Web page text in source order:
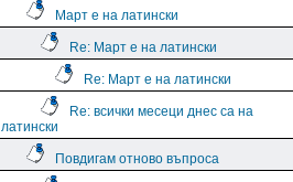
Март е на латински
Re: Март е на латински
Re: Март е на латински
Re: всички месеци днес са на
латински
Повдигам отново въпроса